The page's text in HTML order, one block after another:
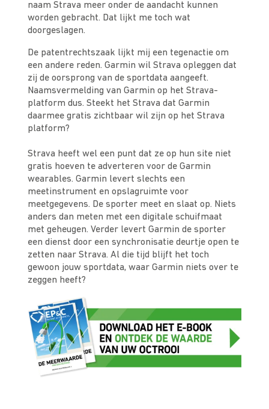
naam Strava meer onder de aandacht kunnen
worden gebracht. Dat lijkt me toch wat
doorgeslagen.
De patentrechtszaak lijkt mij een tegenactie om
een andere reden. Garmin wil Strava opleggen dat
zij de oorsprong van de sportdata aangeeft.
Naamsvermelding van Garmin op het Strava-
platform dus. Steekt het Strava dat Garmin
daarmee gratis zichtbaar wil zijn op het Strava
platform?
Strava heeft wel een punt dat ze op hun site niet
gratis hoeven te adverteren voor de Garmin
wearables. Garmin levert slechts een
meetinstrument en opslagruimte voor
meetgegevens. De sporter meet en slaat op. Niets
anders dan meten met een digitale schuifmaat
met geheugen. Verder levert Garmin de sporter
een dienst door een synchronisatie deurtje open te
zetten naar Strava. Al die tijd blijft het toch
gewoon jouw sportdata, waar Garmin niets over te
zeggen heeft?